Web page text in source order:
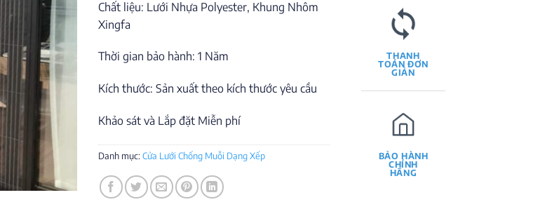
650.000 ₫.
Chất liệu: Lưới Nhựa Polyester, Khung Nhôm
Xingfa
Thời gian bảo hành: 1 Năm
Kích thước: Sản xuất theo kích thước yêu cầu
Khảo sát và Lắp đặt Miễn phí
Danh mục:Cửa Lưới Chống Muỗi Dạng Xếp
THANH
TOÁN ĐƠN
GIẢN
BẢO HÀNH
CHÍNH
HÃNG